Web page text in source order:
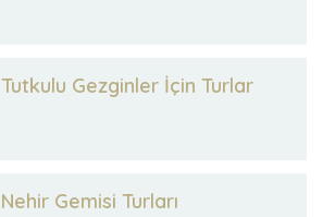
Tutkulu Gezginler İçin Turlar
Nehir Gemisi Turları